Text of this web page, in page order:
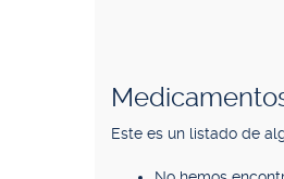
Este es un listado de